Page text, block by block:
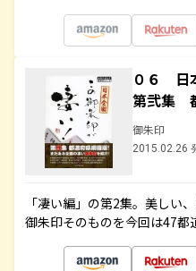
０６ 日
第弐集
御朱印
2015.02.26
「凄い編」の第2集。美しい
御朱印そのものを今回は47都